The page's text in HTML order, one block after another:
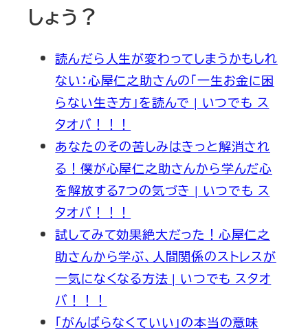
しょう？
読んだら人生が変わってしまうかもしれ
ない：心屋仁之助さんの「一生お金に困
らない生き方」を読んで | いつでも ス
タオバ！！！
あなたのその苦しみはきっと解消され
る！僕が心屋仁之助さんから学んだ心
を解放する7つの気づき | いつでも ス
タオバ！！！
試してみて効果絶大だった！心屋仁之
助さんから学ぶ、人間関係のストレスが
一気になくなる方法 | いつでも スタオ
バ！！！
「がんばらなくていい」の本当の意味